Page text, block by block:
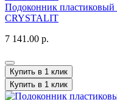
Подоконник
CRYSTALIT
7 141.00 р.
Купить в 1 клик
Купить в 1 клик